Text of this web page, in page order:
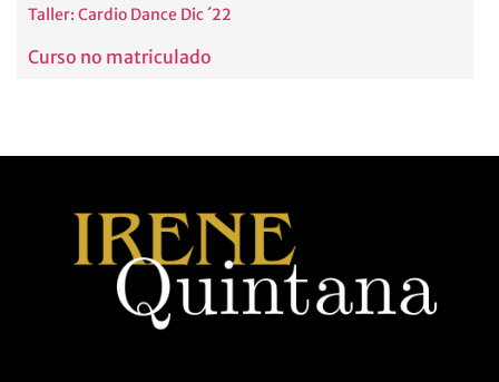
Taller: Cardio Dance Dic ´22
Curso no matriculado